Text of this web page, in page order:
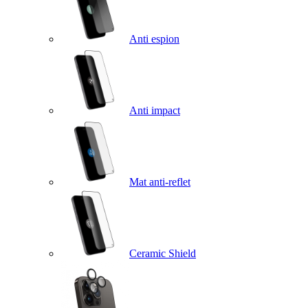
Anti espion
Anti impact
Mat anti-reflet
Ceramic Shield